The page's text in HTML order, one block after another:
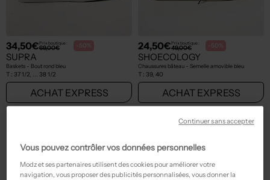
34,50€Prix boutique :
69,00€ -50%
SUPRA
Baskets - Bout rond bleu
T : 37 1/2, ... 38 1/2
ACHAT EXPRESS
24,50€Prix boutique :
49,00€ -50%
SHOECOLOGY
Chaussures bâteau - Semelle amovible bleu
T : 39, 40
ACHAT EXPRESS
Vous pouvez contrôler vos données personnelles
Modz et ses partenaires utilisent des cookies pour améliorer votre
navigation, vous proposer des publicités personnalisées, vous donner la
Continuer sans accepter